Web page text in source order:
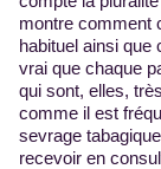
montre comment
habituel ainsi que
vrai que chaque
qui sont, elles,
comme il est
sevrage
recevoir en